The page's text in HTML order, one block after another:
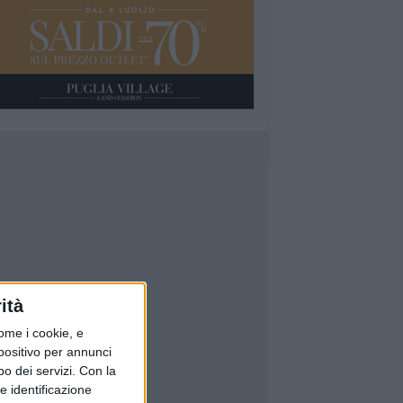
i cookie, e
per annunci
dei servizi. Con la
identificazione